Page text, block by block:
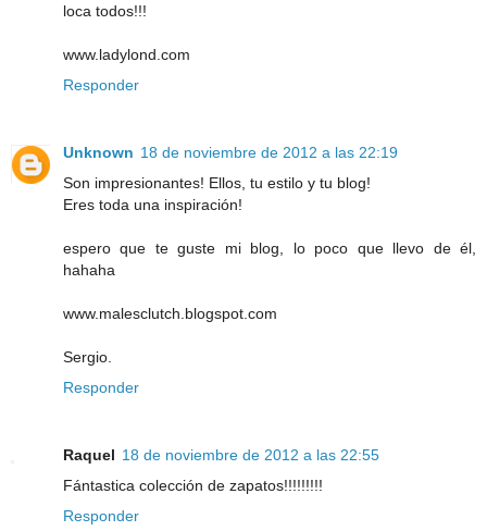
loca todos!!!
www.ladylond.com
Responder
Unknown 18 de noviembre de 2012 a las 22:19
Son impresionantes! Ellos, tu estilo y tu blog!
Eres toda una inspiración!
espero que te guste mi blog, lo poco que llevo de él,
hahaha
www.malesclutch.blogspot.com
Sergio.
Responder
Raquel 18 de noviembre de 2012 a las 22:55
Fántastica colección de zapatos!!!!!!!!!
Responder